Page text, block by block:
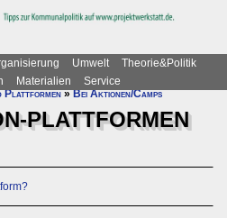
Umwelt
Theorie&Politik
Materialien
Service
Plattformen»Bei Aktionen/Camps
PLATTFORMEN